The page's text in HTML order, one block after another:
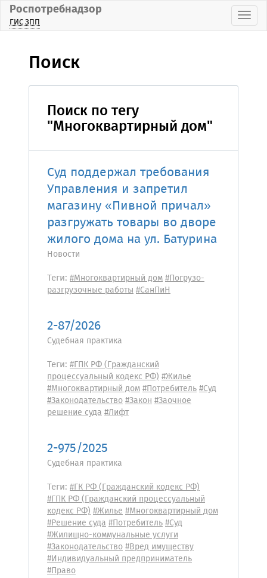
Роспотребнадзор
ГИС ЗПП
Поиск
Поиск по тегу
"Многоквартирный дом"
Суд поддержал требования
Управления и запретил
магазину «Пивной причал»
разгружать товары во дворе
жилого дома на ул. Батурина
Новости
Теги: #Многоквартирный дом#Погрузо-
разгрузочные работы#СанПиН
2-87/2026
Судебная практика
Теги: #ГПК РФ (Гражданский
процессуальный кодекс РФ)#Жилье
#Многоквартирный дом#Потребитель#Суд
#Законодательство#Закон#Заочное
решение суда#Лифт
2-975/2025
Судебная практика
Теги: #ГК РФ (Гражданский кодекс РФ)
#ГПК РФ (Гражданский процессуальный
кодекс РФ)#Жилье#Многоквартирный дом
#Решение суда#Потребитель#Суд
#Жилищно-коммунальные услуги
#Законодательство#Вред имуществу
#Индивидуальный предприниматель
#Право